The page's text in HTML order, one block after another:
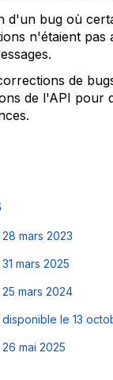
d'un bug où
n'étaient pas
de
de l'API pour
mars 2023
mars 2025
mars 2024
le 13
mai 2025